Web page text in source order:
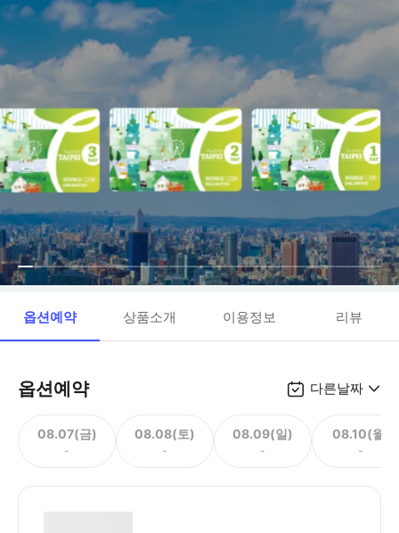
옵션예약 상품소개 이용정보 리뷰
옵션예약 다른날짜
08.07(금)
-
08.08(토)
-
08.09(일)
-
08.10(월)
-